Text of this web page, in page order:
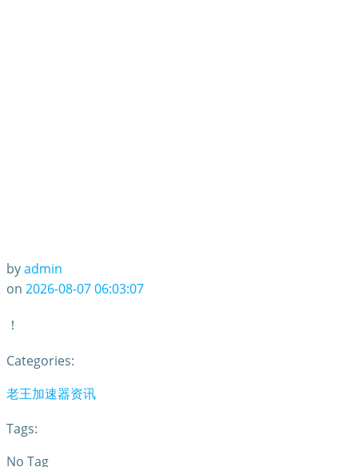
byadmin
on 2026-08-07 06:03:07
！
Categories:
老王加速器资讯
Tags:
No Tag